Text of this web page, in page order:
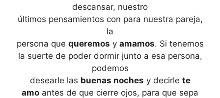
descansar, nuestro
últimos pensamientos con para nuestra pareja,
la
persona que queremos y amamos. Si tenemos
la suerte de poder dormir junto a esa persona,
podemos
desearle las buenas noches y decirle te
amo antes de que cierre ojos, para que sepa